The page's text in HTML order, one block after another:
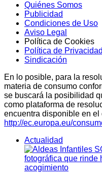
Quiénes Somos
Publicidad
Condiciones de Uso
Aviso Legal
Política de Cookies
Política de Privacidad
Sindicación
En lo posible, para la
materia de consumo
se buscará la posibilidad
como plataforma de
encuentra disponible en el
http://ec.europa.eu/
Actualidad